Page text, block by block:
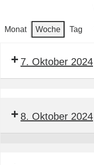
Monat Woche Tag
7. Oktober 2024
Obermonteur
BTGA
8. Oktober 2024